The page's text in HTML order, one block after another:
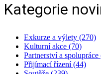
Kategorie
Exkurze a výlety (270)
Kulturní akce (70)
Partnerství a spolupráce
Přijímací řízení (44)